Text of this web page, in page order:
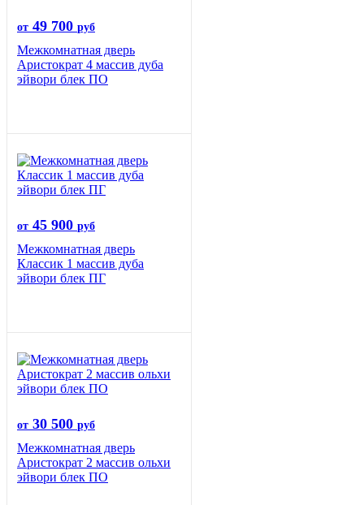
от 49 700 руб
Межкомнатная дверь
Аристократ 4 массив дуба
эйвори блек ПО
от 45 900 руб
Межкомнатная дверь
Классик 1 массив дуба
эйвори блек ПГ
от 30 500 руб
Межкомнатная дверь
Аристократ 2 массив ольхи
эйвори блек ПО